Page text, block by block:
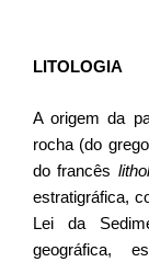
LITOLOGIA
​A origem da
rocha (do grego
do francês
estratigráfica,
Lei da
geográfica,